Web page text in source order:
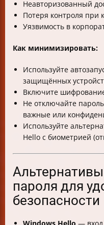
Неавторизованный
Потеря контроля при
Уязвимость в
Как минимизировать:
Используйте
защищённых
Включите
Не отключайте
важные или
Используйте
Hello с биометрией
пароля для
безопасности